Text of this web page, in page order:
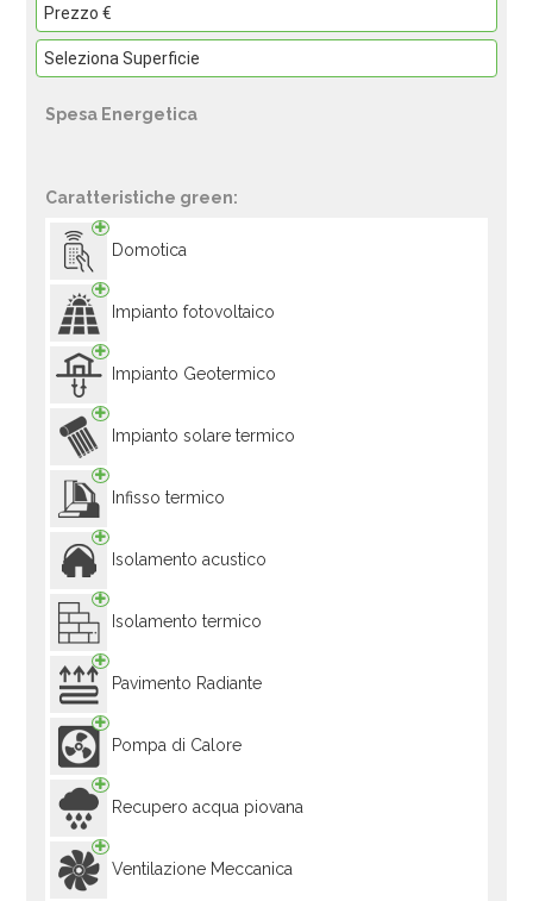
Spesa Energetica
Caratteristiche green:
Domotica
Impianto fotovoltaico
Impianto Geotermico
Impianto solare termico
Infisso termico
Isolamento acustico
Isolamento termico
Pavimento Radiante
Pompa di Calore
Recupero acqua piovana
Ventilazione Meccanica